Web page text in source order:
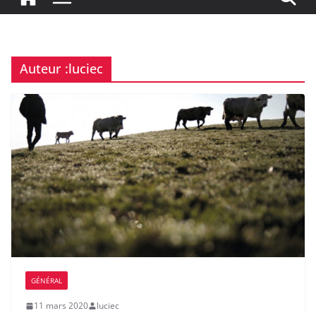
Auteur :luciec
GÉNÉRAL
11 mars 2020 luciec